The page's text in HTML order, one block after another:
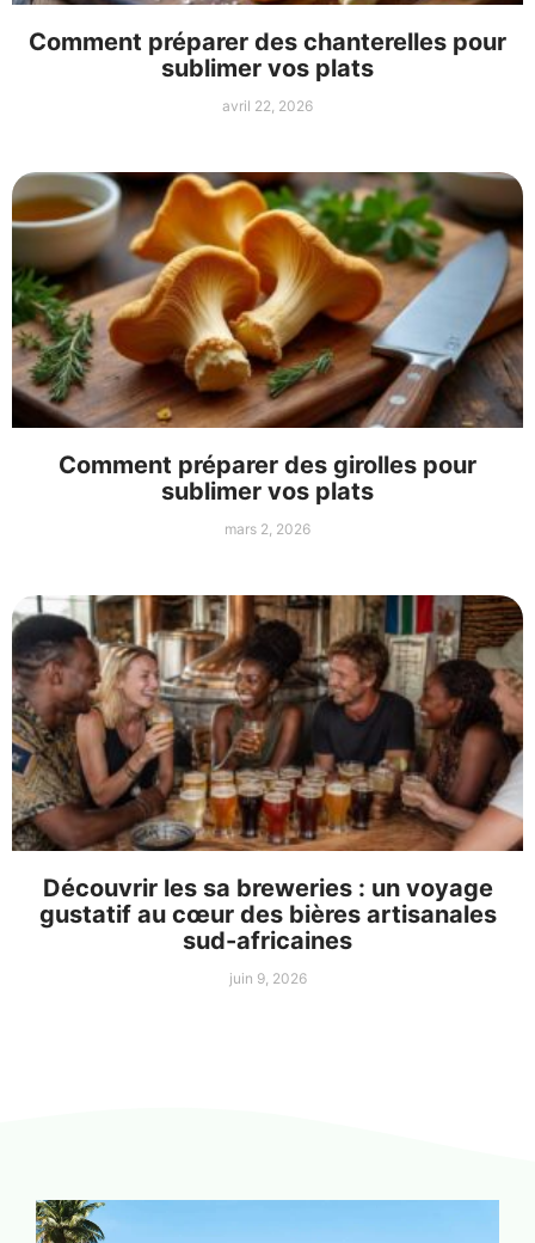
Comment préparer des chanterelles pour
sublimer vos plats
avril 22, 2026
Comment préparer des girolles pour
sublimer vos plats
mars 2, 2026
Découvrir les sa breweries : un voyage
gustatif au cœur des bières artisanales
sud-africaines
juin 9, 2026